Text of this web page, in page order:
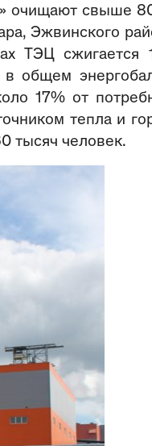
очищают свыше
Эжвинского
ТЭЦ сжигается
в общем
17% от
тепла и
тысяч человек.